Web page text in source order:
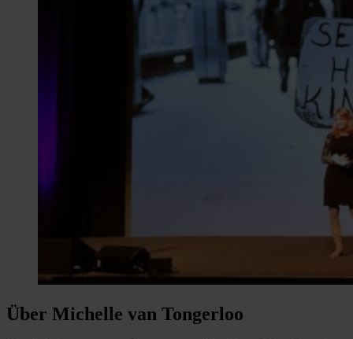
Über Michelle van Tongerloo